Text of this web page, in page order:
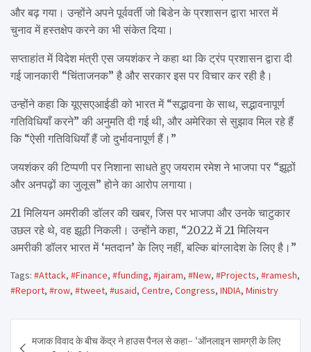
और बढ़ गया। उन्होंने अपने पूर्ववर्ती जो बिडेन के प्रशासन द्वारा भारत में
चुनाव में हस्तक्षेप करने का भी संकेत दिया।
सप्ताहांत में विदेश मंत्री एस जयशंकर ने कहा था कि ट्रंप प्रशासन द्वारा दी
गई जानकारी “चिंताजनक” है और सरकार इस पर विचार कर रही है।
उन्होंने कहा कि यूएसएआईडी को भारत में “सद्भावना के साथ, सद्भावनापूर्ण
गतिविधियाँ करने” की अनुमति दी गई थी, और अमेरिका से सुझाव मिल रहे हैं
कि “ऐसी गतिविधियाँ हैं जो दुर्भावनापूर्ण हैं।”
जयशंकर की टिप्पणी पर निशाना साधते हुए जयराम रमेश ने भाजपा पर “झूठों
और अनपढ़ों का जुलूस” होने का आरोप लगाया।
21 मिलियन अमरीकी डॉलर की खबर, जिस पर भाजपा और उनके चाटुकार
उछल रहे थे, वह झूठी निकली। उन्होंने कहा, “2022 में 21 मिलियन
अमरीकी डॉलर भारत में ‘मतदान’ के लिए नहीं, बल्कि बांग्लादेश के लिए है।”
Tags: #Attack, #Finance, #funding, #jairam, #New, #Projects, #ramesh,
#Report, #row, #tweet, #usaid, Centre, Congress, INDIA, Ministry
मजाक विवाद के बीच केंद्र ने हाउस पैनल से कहा- ‘ऑनलाइन सामग्री के लिए